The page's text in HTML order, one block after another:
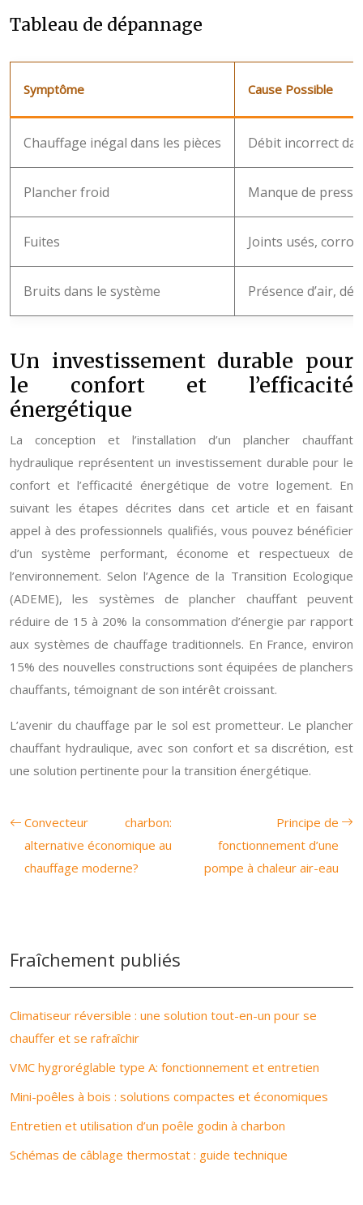
Tableau de dépannage
Symptôme Cause Possible
Chauffage inégal dans les pièces Débit incorrect
Plancher froid Manque de
Fuites Joints usés,
Bruits dans le système Présence d’air,
Un investissement durable pour
le confort et l’efficacité
énergétique
La conception et l’installation d’un plancher chauffant
hydraulique représentent un investissement durable pour le
confort et l’efficacité énergétique de votre logement. En
suivant les étapes décrites dans cet article et en faisant
appel à des professionnels qualifiés, vous pouvez bénéficier
d’un système performant, économe et respectueux de
l’environnement. Selon l’Agence de la Transition Ecologique
(ADEME), les systèmes de plancher chauffant peuvent
réduire de 15 à 20% la consommation d’énergie par rapport
aux systèmes de chauffage traditionnels. En France, environ
15% des nouvelles constructions sont équipées de planchers
chauffants, témoignant de son intérêt croissant.
L’avenir du chauffage par le sol est prometteur. Le plancher
chauffant hydraulique, avec son confort et sa discrétion, est
une solution pertinente pour la transition énergétique.
Convecteur charbon:
alternative économique au
chauffage moderne?
Principe de
fonctionnement d’une
pompe à chaleur air-eau
Fraîchement publiés
Climatiseur réversible : une solution tout-en-un pour se
chauffer et se rafraîchir
VMC hygroréglable type A: fonctionnement et entretien
Mini-poêles à bois : solutions compactes et économiques
Entretien et utilisation d’un poêle godin à charbon
Schémas de câblage thermostat : guide technique